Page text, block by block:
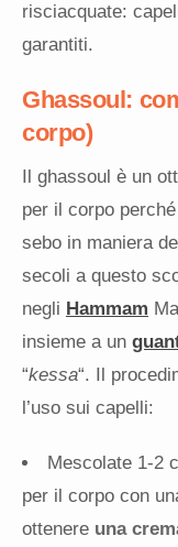
risciacquate:
garantiti.
Ghassoul:
corpo)
Il ghassoul è un
per il corpo
sebo in maniera
secoli a questo
negli Hammam
insieme a un
“kessa“. Il
l’uso sui capelli:
Mescolate 1-2
per il corpo con
ottenere una